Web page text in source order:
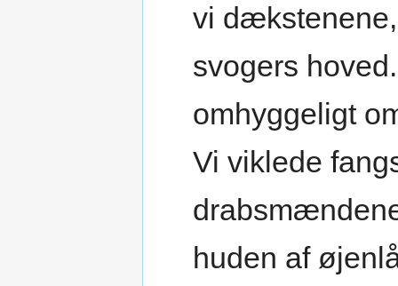
vi
svogers
omhyggeligt
Vi viklede
huden af